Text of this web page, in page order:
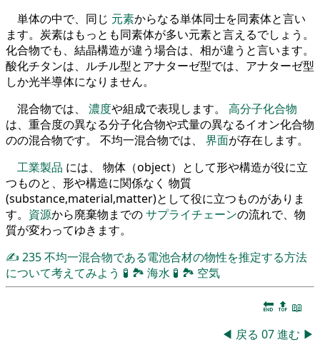
単体の中で、同じ 元素からなる単体同士を同素体と言い
ます。炭素はもっとも同素体が多い元素と言えるでしょう。
化合物でも、結晶構造が違う場合は、相が違うと言います。
酸化チタンは、ルチル型とアナターゼ型では、アナターゼ型
しか光半導体になりません。
混合物では、 濃度や組成で表現します。 高分子化合物
は、重合度の異なる分子化合物や式量の異なるイオン化合物
のの混合物です。 不均一混合物では、 界面が存在します。
工業製品 には、 物体（object）として形や構造が役に立
つものと、形や構造に関係なく 物質
(substance,material,matter)として役に立つものがありま
す。 資源から廃棄物までのサプライチェーンの流れで、物
質が変わってゆきます。
✍ 235不均一混合物である電池合材の物性を推定する方法
について考えてみよう 🧪 🏞 海水 🧪 🏞 空気
🔚 🔝 📖
◀ 戻る 07進む ▶